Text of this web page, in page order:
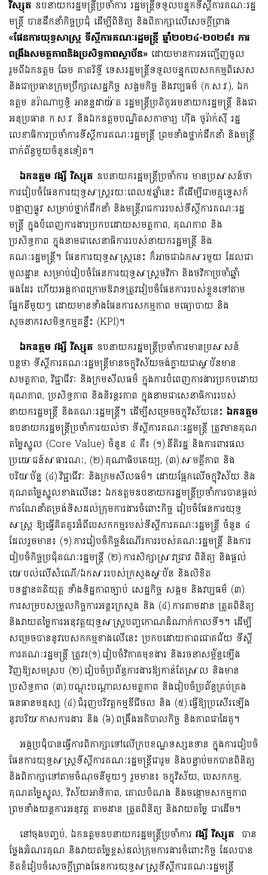
វិស្សុត ឧបនាយករដ្ឋមន្ត្រីប្រចាំការ រដ្ឋមន្ត្រីទទួលបន្ទុកទីស្តីការគណៈរដ្ឋ
មន្ត្រី បានដឹកនាំកិច្ចប្រជុំ ដើម្បីពិនិត្យ និងពិភាក្សាលើសេចក្ដីព្រាង
«ផែនការយុទ្ធសាស្រ្ត ទីស្ដីការគណៈរដ្ឋមន្រ្តី ឆ្នាំ២០២៤-២០២៨៖ ការ
ពង្រឹងសមត្ថភាពនិងប្រសិទ្ធភាពស្ថាប័ន» ដោយមានការអញ្ជើញចូល
រួមពីឯកឧត្តម ឆែម គាតរិទ្ធី ទេសរដ្ឋមន្រ្តីទទួលបន្ទុកបេសកកម្មពិសេស
និងជាប្រធានក្រុមប្រឹក្សាសេដ្ឋកិច្ច សង្គមកិច្ច និងវប្បធម៌ (ក.ស.វ.), ឯក
ឧត្តម​ នរ៉ាណាឫទ្ធិ អានន្ទដាយ៉ាត រដ្ឋមន្រ្តីប្រតិភូអមនាយករដ្ឋមន្រ្តី និងជា
អនុប្រធាន ក.ស.វ. និងឯកឧត្តមបណ្ឌិតសភាចារ្យ ហ៊ីង ថូរ៉ាក់ស៊ី រដ្ឋ
លេខាធិការប្រចាំការទីស្ដីការគណៈរដ្ឋមន្រ្តី ព្រមទាំងថ្នាក់ដឹកនាំ និងមន្រ្តី
ពាក់ព័ន្ធមួយចំនួនទៀត។
ឯកឧត្តម វង្សី វិស្សុត ឧបនាយករដ្ឋមន្ត្រីប្រចាំការ មានប្រសាសន៍ថា
ការរៀបចំផែនការយុទ្ធសាស្រ្តរយៈពេល៥ឆ្នាំនេះ គឺដើម្បីជាមគ្គុទ្ទេសក៍
បង្ហាញផ្លូវ សម្រាប់ថ្នាក់ដឹកនាំ និងមន្រ្តីរាជការរបស់ទីស្តីការគណៈរដ្ឋ
មន្ត្រី ក្នុងបំពេញការងារប្រកបដោយសមត្ថភាព, គុណភាព និង
ប្រសិទ្ធភាព ក្នុងនាមជាសេនាធិការរបស់នាយករដ្ឋមន្រ្តី និង
គណៈរដ្ឋមន្រ្តី។ ផែនការយុទ្ធសាស្រ្តនេះ ក៏អាចជាឯកសារមួយ ដែលជា
មូលដ្ឋាន សម្រាប់រៀបចំផែនការយុទ្ធសាស្រ្តថវិកា និងថវិកាប្រចាំឆ្នាំ
ផងដែរ ហើយអង្គភាពក្រោមឱវាទត្រូវរៀបចំផែនការរបស់ខ្លួនទៅតាម
ផ្នែកនីមួយៗ ដោយមានទាំងផែនការសកម្មភាព មធ្យោបាយ និង
សូចនាករសមិទ្ធកម្មគន្លឹះ (KPI)។
ឯកឧត្តម វង្សី វិស្សុត ឧបនាយករដ្ឋមន្ត្រីប្រចាំការមានប្រសាសន៍
បន្តថា ទីស្តីការគណៈរដ្ឋមន្រ្តីមាន​ចក្ខុវិស័យចង់ក្លាយជាស្ថាប័នមាន
សមត្ថភាព, វិជ្ជាជីវៈ និងក្រមសីលធម៌ ក្នុងការបំពេញការងារប្រកប​​ដោយ​
គុណភាព, ប្រសិទ្ធភាព និងនិរន្តរភាព ក្នុងនាមជាសេនាធិការរបស់
នាយករដ្ឋមន្រ្តី និងគណៈរដ្ឋមន្រ្តី។ ដើម្បីសម្រេចចក្ខុវិស័យនេះ ឯកឧត្តម
ឧបនាយករដ្ឋមន្ត្រីប្រចាំការយល់ថា​ ទីស្តីការគណៈរដ្ឋមន្រ្តី ត្រូវមានគុណ
តម្លៃស្នូល (Core Value) ចំនួន ៤ គឺ៖ (១).នីតិរដ្ឋ និងការពារផល
ប្រយោជន៍សាធារណៈ, (២).គុណាធិបតេយ្យ, (៣).សាមគ្គីភាព និង
បរិយាប័ន្ន (៤).វិជ្ជាជីវៈ និងក្រមសីលធម៌។ ដោយផ្អែកលើចក្ខុវិស័យ និង
គុណតម្លៃស្នូលខាងលើនេះ ឯកឧត្តមឧបនាយករដ្ឋមន្រ្តីប្រចាំការបានផ្តល់
ការណែនាំតម្រង់ទិសដល់ក្រុមការងារចំពោះកិច្ច រៀបចំផែនការយុទ្ធ
សាស្រ្ត ឱ្យ​ធ្វើ​​គិតគូរអំពីបេសកកម្មរបស់ទីស្តីការគណៈរដ្ឋមន្រ្តី ចំនួន ៤
ដែលរួមមាន៖ (១).ការរៀបចំកិច្ចដំណើរការរបស់គណៈរដ្ឋមន្រ្តី និងការ
រៀបចំកិច្ចប្រជុំគណៈរដ្ឋមន្រ្តី (២).ការសិក្សាស្រាវជ្រាវ ពិនិត្យ និងផ្តល់
យោបល់លើសំណើ/ឯកសាររបស់ក្រសួងស្ថាប័ន និងលិខិត
បទដ្ឋានគតិយុត្ត ទាំងទិដ្ឋភាពច្បាប់ សេដ្ឋកិច្ច សង្គម និងវប្បធម៌ (៣).
ការសម្របសម្រួលកិច្ចការអន្តរក្រសួង និង (៤).ការតាមដាន ត្រួតពិនិត្យ
និងវាយតម្លៃការអនុវត្តយុទ្ធសាស្រ្តបញ្ចកោណដំណាក់កាលទី១។ ដើម្បី
សម្រេចបាននូវបេសកកម្មខាងលើនេះ ប្រកបដោយភាពជោគជ័យ ទីស្តី
ការគណៈរដ្ឋមន្រ្តី ត្រូវ៖(១).រៀបចំវិភាគមុខងារ និងរចនាសម្ព័ន្ធឡើង
វិញឱ្យសមស្រប (២).រៀបចំប្រព័ន្ធការងារឱ្យកាន់តែស្រាល និងមាន
ប្រសិទ្ធភាព (៣).បណ្តុះបណ្តាលសមត្ថភាព និងរៀបចំប្រព័ន្ធគ្រប់គ្រង
ធនធានមនុស្ស (៤).ជំរុញបរិវត្តកម្មឌីជីថល និង (៥).ធ្វើឱ្យប្រសើរឡើង
នូវបរិយាកាសការងារ និង (៦).ពង្រឹងអភិបាលកិច្ច និងភាពជាដៃគូ។
អង្គប្រជុំបានធ្វើការពិភាក្សាទៅលើក្របខណ្ឌទស្សនទាន ក្នុងការរៀបចំ
ផែនការយុទ្ធសាស្រ្តទីស្តីការគណៈរដ្ឋមន្រ្តីជារួម និងបន្ទាប់មកបានពិនិត្យ
និងពិភាក្សាទៅតាមចំណុចនីមួយៗ រួមមាន៖ ចក្ខុវិស័យ, បេសកកម្ម,
គុណតម្លៃស្នូល, វិស័យអាទិភាព, គោលបំណង និងចង្កោមសកម្មភាព
ព្រមទាំងយន្តការអនុវត្ត តាមដាន ត្រួតពិនិត្យ និងវាយតម្លៃ ជាដើម។
នៅចុងបញ្ចប់, ឯកឧត្តមឧបនាយករដ្ឋមន្ត្រីប្រចាំការ វង្សី វិស្សុត បាន
ថ្លែងអំណរគុណ និងវាយតម្លៃខ្ពស់ដល់ក្រុមការងារចំពោះកិច្ច ដែលបាន
ខិតខំរៀបចំសេចក្ដីព្រាងផែនការយុទ្ធសាស្ត្រទីស្តីការគណៈរដ្ឋមន្ត្រី